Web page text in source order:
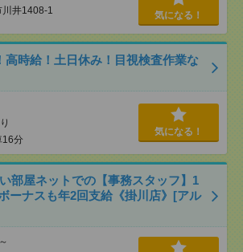
川井1408-1 気になる！
高時給！土日休み！目視検査作業な
16分
気になる！
部屋ネットでの【事務スタッフ】1
ーナスも年2回支給《掛川店》[アル